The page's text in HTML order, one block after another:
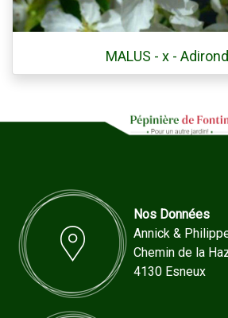
MALUS - x -
Nos Données
Annick &
Chemin de la
4130 Esneux